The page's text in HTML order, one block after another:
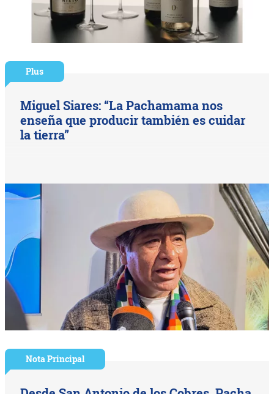
Plus
Miguel Siares: “La Pachamama nos
enseña que producir también es cuidar
la tierra”
Nota Principal